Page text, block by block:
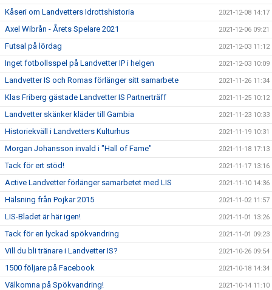
Kåseri om Landvetters Idrottshistoria 2021-12-08 14:17
Axel Wibrån - Årets Spelare 2021 2021-12-06 09:21
Futsal på lördag 2021-12-03 11:12
Inget fotbollsspel på Landvetter IP i helgen 2021-12-03 10:09
Landvetter IS och Romas förlänger sitt samarbete 2021-11-26 11:34
Klas Friberg gästade Landvetter IS Partnerträff 2021-11-25 10:12
Landvetter skänker kläder till Gambia 2021-11-23 10:33
Historiekväll i Landvetters Kulturhus 2021-11-19 10:31
Morgan Johansson invald i "Hall of Fame" 2021-11-18 17:13
Tack för ert stöd! 2021-11-17 13:16
Active Landvetter förlänger samarbetet med LIS 2021-11-10 14:36
Hälsning från Pojkar 2015 2021-11-02 11:57
LIS-Bladet är här igen! 2021-11-01 13:26
Tack för en lyckad spökvandring 2021-11-01 09:23
Vill du bli tränare i Landvetter IS? 2021-10-26 09:54
1500 följare på Facebook 2021-10-18 14:34
Välkomna på Spökvandring! 2021-10-14 11:10